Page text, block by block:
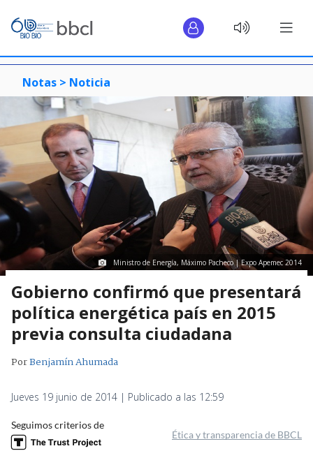
Notas > Noticia
Ministro de Energía, Máximo Pacheco | Expo Apemec 2014
Gobierno confirmó que presentará
política energética país en 2015
previa consulta ciudadana
PorBenjamín Ahumada
Jueves 19 junio de 2014 | Publicado a las 12:59
Seguimos criterios de
Ética y transparencia de BBCL